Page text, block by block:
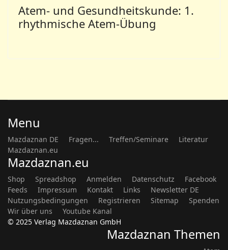
Atem- und Gesundheitskunde: 1.
rhythmische Atem-Übung
Menu
Mazdaznan DE Fragen... Treffen/Seminare
Literatur
Mazdaznan.eu
Mazdaznan.eu
Shop Spreadshop Anmelden Datenschutz
Facebook
Feeds
Impressum Kontakt Links
Newsletter DE
Nutzungsbedingungen
Registrieren Sitemap
Spenden
Wir über uns
Youtube Kanal
© 2025 Verlag Mazdaznan GmbH
Mazdaznan Themen